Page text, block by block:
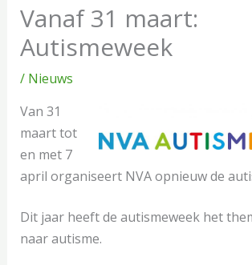
Vanaf 31 maart:
Autismeweek
/ Nieuws
Van 31
maart tot
en met 7
april organiseert NVA opnieuw de
Dit jaar heeft de autismeweek het
naar autisme.